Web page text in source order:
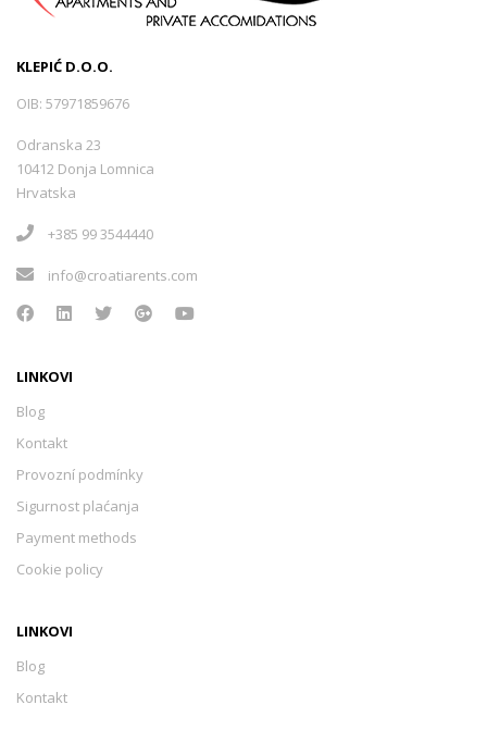
Selce(5)
KLEPIĆ D.O.O.
OIB: 57971859676
Odranska 23
10412 Donja Lomnica
Hrvatska
+385 99 3544440
info@croatiarents.com
LINKOVI
Blog
Kontakt
Provozní podmínky
Sigurnost plaćanja
Payment methods
Cookie policy
LINKOVI
Blog
Kontakt